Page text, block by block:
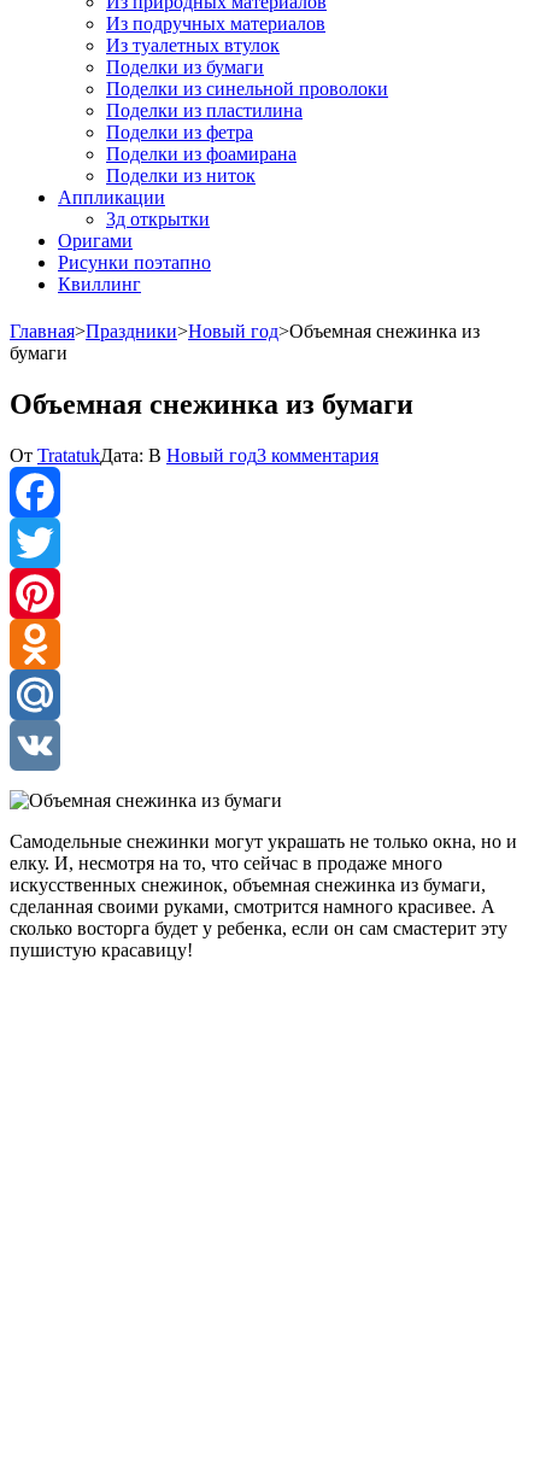
Из подручных материалов
Из туалетных втулок
Поделки из бумаги
Поделки из синельной проволоки
Поделки из пластилина
Поделки из фетра
Поделки из фоамирана
Поделки из ниток
Аппликации
3д открытки
Оригами
Рисунки поэтапно
Квиллинг
Главная>Праздники>Новый год>Объемная снежинка из
бумаги
Объемная снежинка из бумаги
От TratatukДата: В Новый год3 комментарияк
Facebook
Twitter
Pinterest
Odnoklassniki
Mail.Ru
VK
Самодельные снежинки могут украшать не только окна, но и
елку. И, несмотря на то, что сейчас в продаже много
искусственных снежинок, объемная снежинка из бумаги,
сделанная своими руками, смотрится намного красивее. А
сколько восторга будет у ребенка, если он сам смастерит эту
пушистую красавицу!